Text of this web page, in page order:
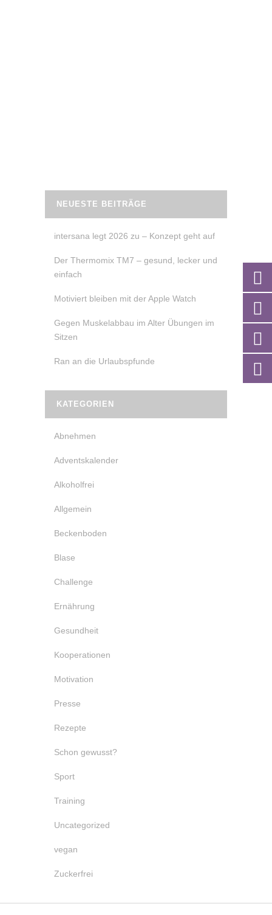
NEUESTE BEITRÄGE
intersana legt 2026 zu – Konzept geht auf
Der Thermomix TM7 – gesund, lecker und
einfach
Motiviert bleiben mit der Apple Watch
Gegen Muskelabbau im Alter Übungen im
Sitzen
Ran an die Urlaubspfunde
KATEGORIEN
Abnehmen
Adventskalender
Alkoholfrei
Allgemein
Beckenboden
Blase
Challenge
Ernährung
Gesundheit
Kooperationen
Motivation
Presse
Rezepte
Schon gewusst?
Sport
Training
Uncategorized
vegan
Zuckerfrei